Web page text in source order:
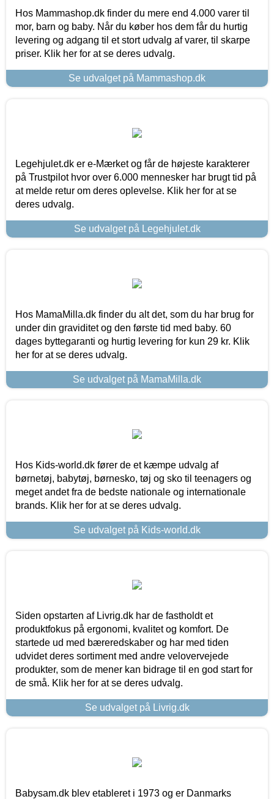
Hos Mammashop.dk finder du mere end 4.000 varer til
mor, barn og baby. Når du køber hos dem får du hurtig
levering og adgang til et stort udvalg af varer, til skarpe
priser. Klik her for at se deres udvalg.
Se udvalget på Mammashop.dk
Legehjulet.dk er e-Mærket og får de højeste karakterer
på Trustpilot hvor over 6.000 mennesker har brugt tid på
at melde retur om deres oplevelse. Klik her for at se
deres udvalg.
Se udvalget på Legehjulet.dk
Hos MamaMilla.dk finder du alt det, som du har brug for
under din graviditet og den første tid med baby. 60
dages byttegaranti og hurtig levering for kun 29 kr. Klik
her for at se deres udvalg.
Se udvalget på MamaMilla.dk
Hos Kids-world.dk fører de et kæmpe udvalg af
børnetøj, babytøj, børnesko, tøj og sko til teenagers og
meget andet fra de bedste nationale og internationale
brands. Klik her for at se deres udvalg.
Se udvalget på Kids-world.dk
Siden opstarten af Livrig.dk har de fastholdt et
produktfokus på ergonomi, kvalitet og komfort. De
startede ud med bæreredskaber og har med tiden
udvidet deres sortiment med andre velovervejede
produkter, som de mener kan bidrage til en god start for
de små. Klik her for at se deres udvalg.
Se udvalget på Livrig.dk
Babysam.dk blev etableret i 1973 og er Danmarks